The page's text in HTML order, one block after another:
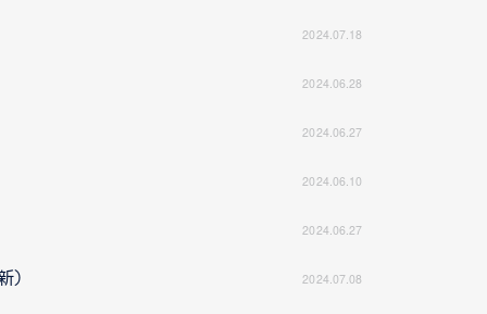
2024.07.18
2024.06.28
2024.06.27
2024.06.10
2024.06.27
2024.07.08